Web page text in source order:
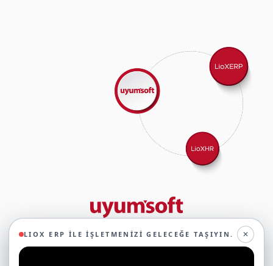
LIOX ERP ILE İŞLETMENIZI GELECEĞE TAŞIYIN. ✕
29 yıllık deneyimimizle birlikte, 350'den fazla iş ortağıyla iş birliği
yaparak, 45'ten fazla sektörde faaliyet gösteriyor ve
oluşturduğumuz ekosistemin gücüyle geleceğe sağlam adımlarla